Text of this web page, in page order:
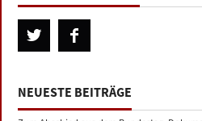
NEUESTE BEITRÄGE